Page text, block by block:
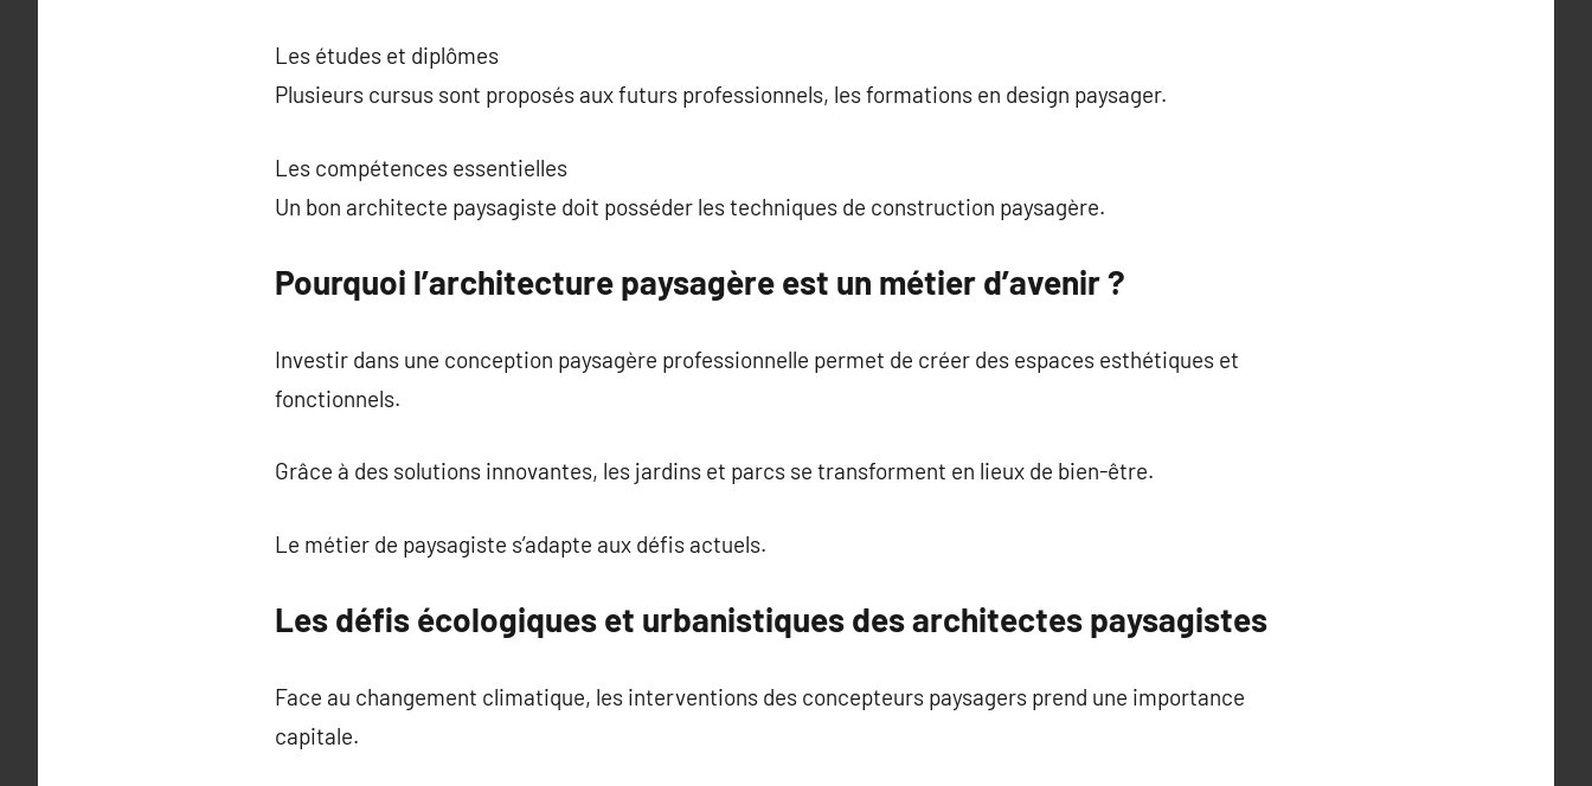
Les études et diplômes
Plusieurs cursus sont proposés aux futurs professionnels, les formations en design paysager.
Les compétences essentielles
Un bon architecte paysagiste doit posséder les techniques de construction paysagère.
Pourquoi l’architecture paysagère est un métier d’avenir ?
Investir dans une conception paysagère professionnelle permet de créer des espaces esthétiques et
fonctionnels.
Grâce à des solutions innovantes, les jardins et parcs se transforment en lieux de bien-être.
Le métier de paysagiste s’adapte aux défis actuels.
Les défis écologiques et urbanistiques des architectes paysagistes
Face au changement climatique, les interventions des concepteurs paysagers prend une importance
capitale.